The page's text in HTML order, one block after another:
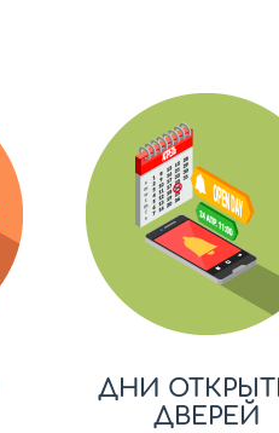
ДНИ
ДВЕРЕЙ